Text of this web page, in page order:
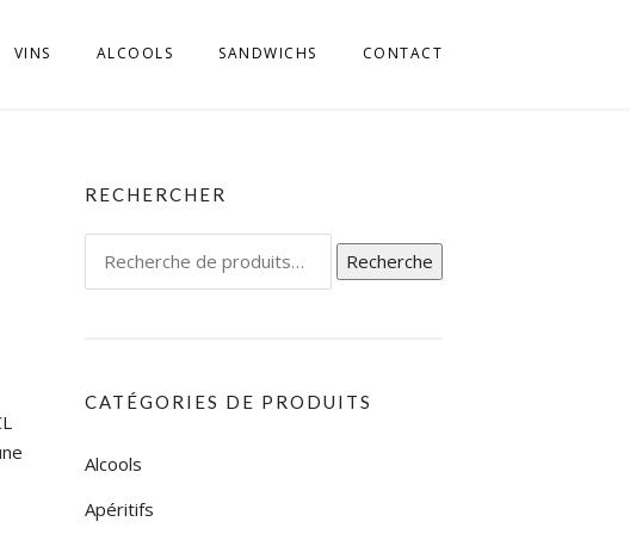
VINS
VINI DELL FRIULI
VINI DELL TRENTINO
ALTO ADIGE
VINI DELL’ABRUZZO
VINI DELLA CALABRIA
VINI DELLA CAMPAGNIA
ALCOOLS SANDWICHS CONTACT
RECHERCHER
Recherche
CATÉGORIES DE PRODUITS
Alcools
Apéritifs